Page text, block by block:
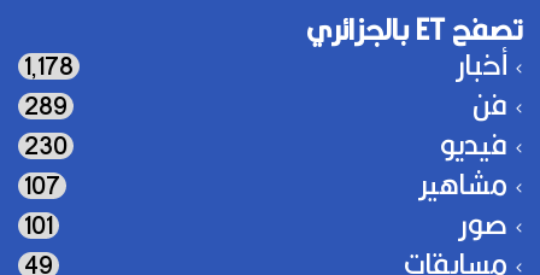
تصفح ET بالجزائري
أخبار 1٬178
فن 289
فيديو 230
مشاهير 107
صور 101
مسابقات 49